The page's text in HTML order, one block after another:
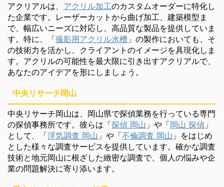
アクリアルは、 アクリル加工のカスタムオーダーに特化し
た企業です。レーザーカットから曲げ加工、建築模型ま
で、幅広いニーズに対応し、高品質な製品を提供していま
す。特に、「撮影用アクリル水槽 」の製作においても、そ
の技術力を活かし、クライアントのイメージを具現化しま
す。アクリルの可能性を最大限に引き出すアクリアルで、
あなたのアイデアを形にしましょう。
中央リサーチ岡山
中央リサーチ岡山は、岡山県で探偵業務を行っている専門
の探偵事務所です。彼らは「探偵 岡山 」や「岡山 探偵 」
として、「浮気調査 岡山 」や「不倫調査 岡山 」をはじめ
とした様々な調査サービスを提供しています。確かな調査
技術と地元岡山に根ざした緻密な調査で、個人の悩みや企
業の問題解決に寄り添います。